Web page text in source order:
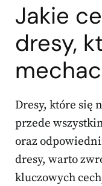
Jakie
dresy,
Dresy, które się
przede
oraz
dresy, warto
kluczowych